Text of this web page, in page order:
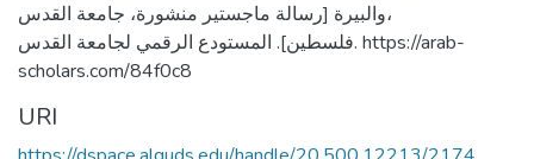
والبيرة [رسالة ماجستير منشورة، جامعة القدس،
فلسطين]. المستودع الرقمي لجامعة القدس. https://arab-
scholars.com/84f0c8
URI